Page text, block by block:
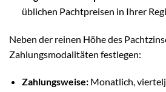
üblichen Pachtpreisen in Ihrer
Neben der reinen Höhe des
Zahlungsmodalitäten festlegen:
Zahlungsweise:Monatlich,